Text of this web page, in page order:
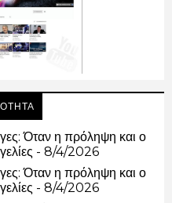
Όταν η πρόληψη και ο
- 8/4/2026
Όταν η πρόληψη και ο
- 8/4/2026